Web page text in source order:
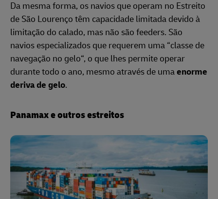
Da mesma forma, os navios que operam no Estreito
de São Lourenço têm capacidade limitada devido à
limitação do calado, mas não são feeders. São
navios especializados que requerem uma “classe de
navegação no gelo“, o que lhes permite operar
durante todo o ano, mesmo através de umaenorme
deriva de gelo.
Panamax e outros estreitos